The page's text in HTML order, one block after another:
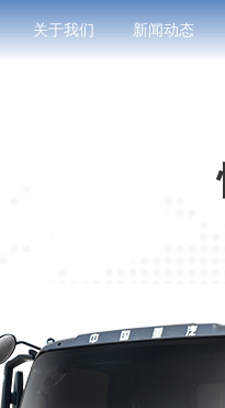
关于我们 新闻动态